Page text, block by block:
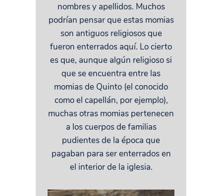
nombres y apellidos. Muchos
podrían pensar que estas momias
son antiguos religiosos que
fueron enterrados aquí. Lo cierto
es que, aunque algún religioso si
que se encuentra entre las
momias de Quinto (el conocido
como el capellán, por ejemplo),
muchas otras momias pertenecen
a los cuerpos de familias
pudientes de la época que
pagaban para ser enterrados en
el interior de la iglesia.